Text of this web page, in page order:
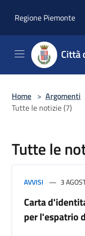
Regione Piemonte
Città
Home > Argomenti
Tutte le notizie (7)
Tutte le
AVVISI 3
Carta
per l'espatrio